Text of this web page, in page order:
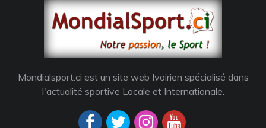
Mondialsport.ci est un site web Ivoirien spécialisé dans
l'actualité sportive Locale et Internationale.